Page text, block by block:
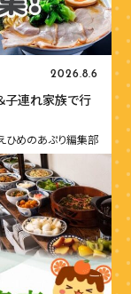
2026.8.6
子連れ家族で行
ひめのあぷり編集部